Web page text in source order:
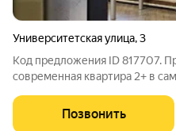
Университетская улица,3
Код предложения ID 817707.
современная квартира 2+ в
городские пейзажи, со всей
квартире сделан
Позвонить